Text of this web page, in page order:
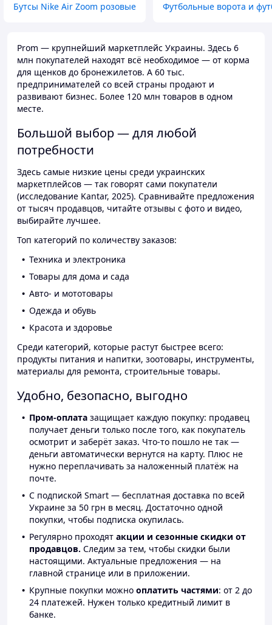
Бутсы Nike Air Zoom розовые Футбольные ворота и
Prom — крупнейший маркетплейс Украины. Здесь 6
млн покупателей находят всё необходимое — от корма
для щенков до бронежилетов. А 60 тыс.
предпринимателей со всей страны продают и
развивают бизнес. Более 120 млн товаров в одном
месте.
Большой выбор — для любой
потребности
Здесь самые низкие цены среди украинских
маркетплейсов — так говорят сами покупатели
(исследование Kantar, 2025). Сравнивайте предложения
от тысяч продавцов, читайте отзывы с фото и видео,
выбирайте лучшее.
Топ категорий по количеству заказов:
Техника и электроника
Товары для дома и сада
Авто- и мототовары
Одежда и обувь
Красота и здоровье
Среди категорий, которые растут быстрее всего:
продукты питания и напитки, зоотовары, инструменты,
материалы для ремонта, строительные товары.
Удобно, безопасно, выгодно
Пром-оплата защищает каждую покупку: продавец
получает деньги только после того, как покупатель
осмотрит и заберёт заказ. Что-то пошло не так —
деньги автоматически вернутся на карту. Плюс не
нужно переплачивать за наложенный платёж на
почте.
С подпиской Smart — бесплатная доставка по всей
Украине за 50 грн в месяц. Достаточно одной
покупки, чтобы подписка окупилась.
Регулярно проходят акции и сезонные скидки от
продавцов. Следим за тем, чтобы скидки были
настоящими. Актуальные предложения — на
главной странице или в приложении.
Крупные покупки можно оплатить частями: от 2 до
24 платежей. Нужен только кредитный лимит в
банке.